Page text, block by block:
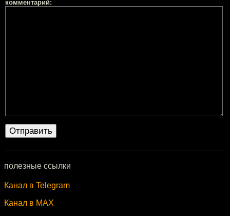
комментарий:
полезные ссылки
Канал в Telegram
Канал в MAX